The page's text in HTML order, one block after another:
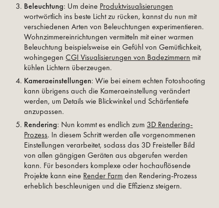
Beleuchtung: Um deine Produktvisualisierungen
wortwörtlich ins beste Licht zu rücken, kannst du nun mit
verschiedenen Arten von Beleuchtungen experimentieren.
Wohnzimmereinrichtungen vermitteln mit einer warmen
Beleuchtung beispielsweise ein Gefühl von Gemütlichkeit,
wohingegenCGI Visualisierungen von Badezimmern mit
kühlen Lichtern überzeugen.
Kameraeinstellungen: Wie bei einem echten Fotoshooting
kann übrigens auch die Kameraeinstellung verändert
werden, um Details wie Blickwinkel und Schärfentiefe
anzupassen.
Rendering: Nun kommt es endlich zum 3D Rendering-
Prozess. In diesem Schritt werden alle vorgenommenen
Einstellungen verarbeitet, sodass das 3D Freisteller Bild
von allen gängigen Geräten aus abgerufen werden
kann. Für besonders komplexe oder hochauflösende
Projekte kann eine Render Farm den Rendering-Prozess
erheblich beschleunigen und die Effizienz steigern.